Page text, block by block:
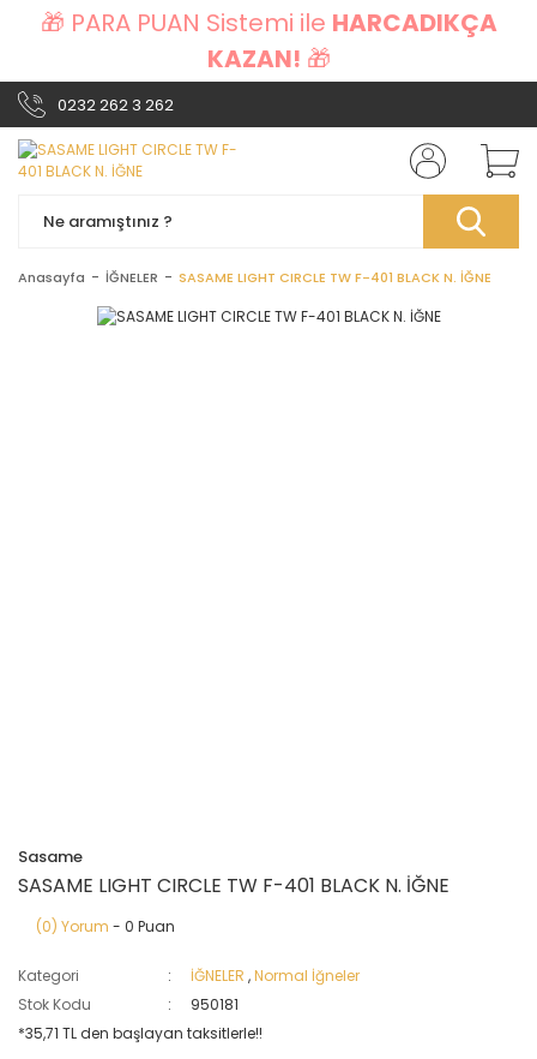
🎁 PARA PUAN Sistemi ile HARCADIKÇA
KAZAN! 🎁
0232 262 3 262
Anasayfa İĞNELER SASAME LIGHT CIRCLE TW F-401 BLACK N. İĞNE
Sasame
SASAME LIGHT CIRCLE TW F-401 BLACK N. İĞNE
(0) Yorum - 0 Puan
Kategori İĞNELER ,Normal İğneler
Stok Kodu
950181
*35,71 TL den başlayan taksitlerle!!